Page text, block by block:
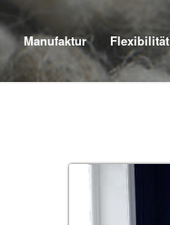
Manufaktur Flexibilität